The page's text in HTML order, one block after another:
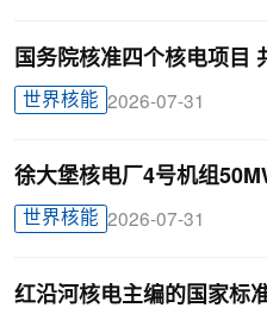
国务院核准四个核电项目
世界核能 2026-07-31
徐大堡核电厂4号机组
世界核能 2026-07-31
红沿河核电主编的国家标